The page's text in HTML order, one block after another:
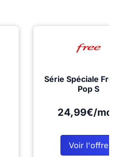
Série Spéciale
Pop S
24,99€/
Voir l'offre